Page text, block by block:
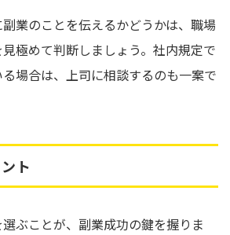
業のことを伝えるかどうかは、職場
極めて判断しましょう。社内規定で
場合は、上司に相談するのも一案で
ト
ぶことが、副業成功の鍵を握りま